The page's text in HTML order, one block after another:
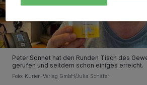
Peter Sonnet hat den Runden Tisch des
gerufen und seitdem schon einiges erreicht.
Foto: Kurier-Verlag GmbH/Julia Schäfer